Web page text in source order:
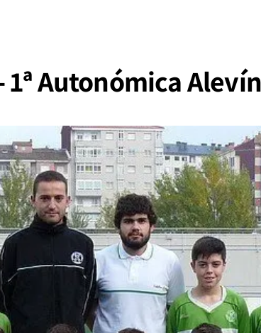
Autonómica Alevín